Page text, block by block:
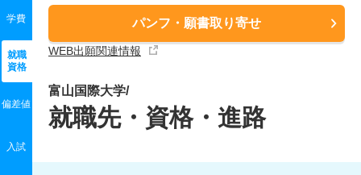
パンフ・願書取り寄せ
WEB出願関連情報
学費
就職
資格
偏差値
入試
富山国際大学/
就職先・資格・進路